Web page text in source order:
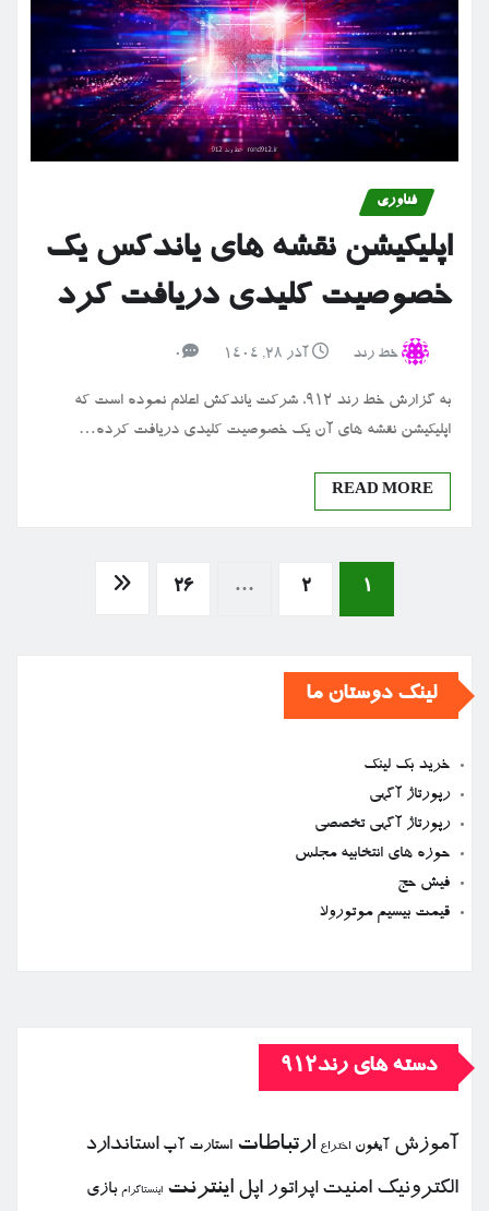
فناوری
اپلیکیشن نقشه های یاندکس یک
خصوصیت کلیدی دریافت کرد
خط رند آذر ۲۸, ۱۴۰۴ 0
به گزارش خط رند 912، شرکت یاندکش اعلام نموده است که
اپلیکیشن نقشه های آن یک خصوصیت کلیدی دریافت کرده…
READ MORE
صفحه‌بندی
1
2
…
26
لینک دوستان ما
خرید بک لینک
رپورتاژ آگهی
رپورتاژ آگهی تخصصی
حوزه های انتخابیه مجلس
فیش حج
قیمت بیسیم موتورولا
دسته های رند912
آموزش آیفون اختراع ارتباطات استارت آپ استاندارد
الكترونیك امنیت اپراتور اپل اینترنت اینستاگرام بازی